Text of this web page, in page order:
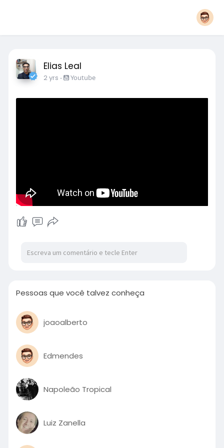
Elias Leal
2 yrs - Youtube
Pessoas que você talvez conheça
joaoalberto
Edmendes
Napoleão Tropical
Luiz Zanella